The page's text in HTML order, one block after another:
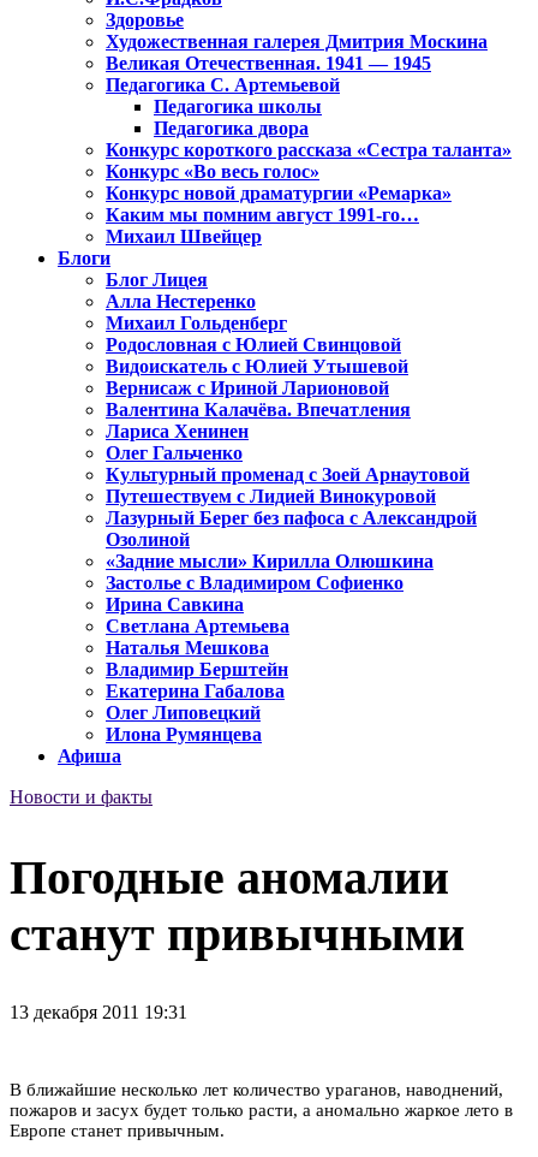
Здоровье
Художественная галерея Дмитрия Москина
Великая Отечественная. 1941 — 1945
Педагогика С. Артемьевой
Педагогика школы
Педагогика двора
Конкурс короткого рассказа «Сестра таланта»
Конкурс «Во весь голос»
Конкурс новой драматургии «Ремарка»
Каким мы помним август 1991-го…
Михаил Швейцер
Блоги
Блог Лицея
Алла Нестеренко
Михаил Гольденберг
Родословная с Юлией Свинцовой
Видоискатель с Юлией Утышевой
Вернисаж с Ириной Ларионовой
Валентина Калачёва. Впечатления
Лариса Хенинен
Олег Гальченко
Культурный променад с Зоей Арнаутовой
Путешествуем с Лидией Винокуровой
Лазурный Берег без пафоса с Александрой
Озолиной
«Задние мысли» Кирилла Олюшкина
Застолье с Владимиром Софиенко
Ирина Савкина
Светлана Артемьева
Наталья Мешкова
Владимир Берштейн
Екатерина Габалова
Олег Липовецкий
Илона Румянцева
Афиша
Новости и факты
Погодные аномалии
станут привычными
13 декабря 2011 19:31
В ближайшие несколько лет количество ураганов, наводнений,
пожаров и засух будет только расти, а аномально жаркое лето в
Европе станет привычным.